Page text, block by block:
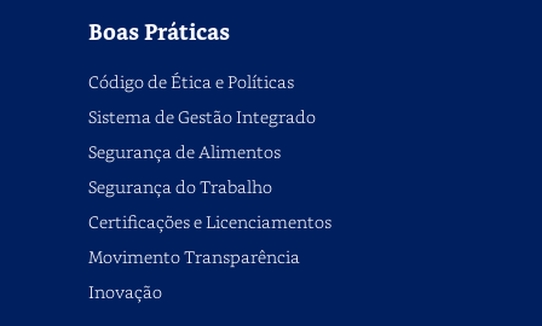
Boas Práticas
Código de Ética e Políticas
Sistema de Gestão Integrado
Segurança de Alimentos
Segurança do Trabalho
Certificações e Licenciamentos
Movimento Transparência
Inovação